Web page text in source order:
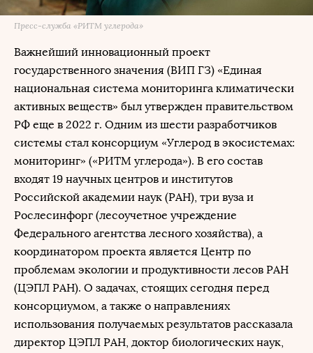
Пресс-служба «РИТМ углерода»
Важнейший инновационный проект
государственного значения (ВИП ГЗ) «Единая
национальная система мониторинга климатически
активных веществ» был утвержден правительством
РФ еще в 2022 г. Одним из шести разработчиков
системы стал консорциум «Углерод в экосистемах:
мониторинг» («РИТМ углерода»). В его состав
входят 19 научных центров и институтов
Российской академии наук (РАН), три вуза и
Рослесинфорг (лесоучетное учреждение
Федерального агентства лесного хозяйства), а
координатором проекта является Центр по
проблемам экологии и продуктивности лесов РАН
(ЦЭПЛ РАН). О задачах, стоящих сегодня перед
консорциумом, а также о направлениях
использования получаемых результатов рассказала
директор ЦЭПЛ РАН, доктор биологических наук,